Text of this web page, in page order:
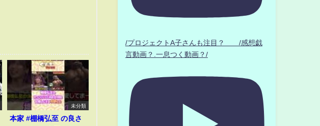
未分類
本家 #棚橋弘至 の良さ
/プロジェクトA子さんも注目？ /感想戯
言動画？.一息つく動画？/